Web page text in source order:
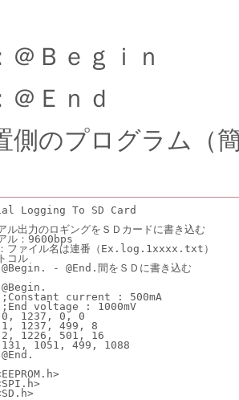
Ｂｅｇｉｎ
Ｅｎｄ
側のプログラム（
Logging To SD Card
出力のロギングをＳＤカードに書き込む
ル：9600bps
ファイル名は連番（Ex.log.1xxxx.txt）
コル
- @End.間をＳＤに書き込む
current : 500mA
voltage : 1000mV
1237, 0, 0
1237, 499, 8
1226, 501, 16
1051, 499, 1088